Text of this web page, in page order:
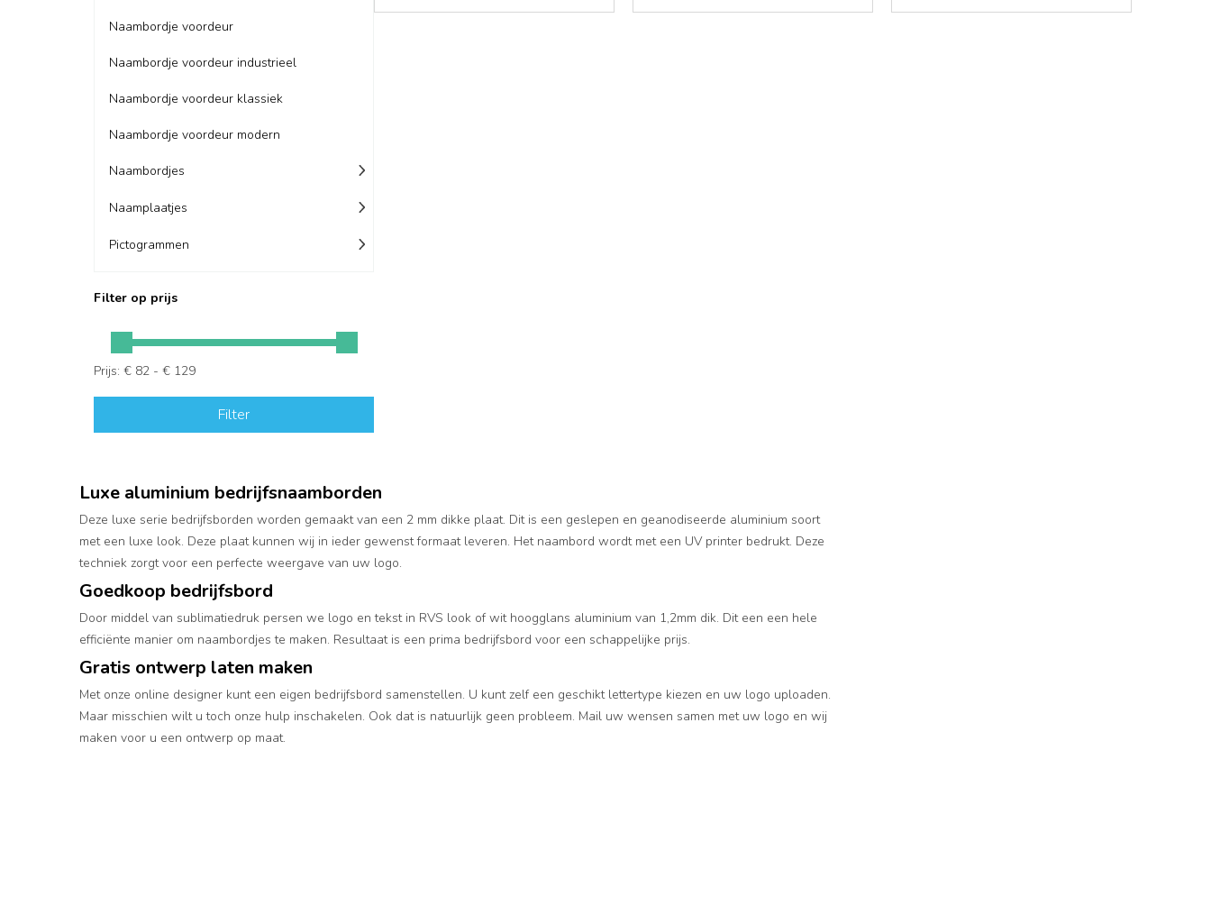
Naambordje voordeur
Naambordje voordeur industrieel
Naambordje voordeur klassiek
Naambordje voordeur modern
Naambordjes
Naamplaatjes
Pictogrammen
Filter op prijs
Prijs: € 82 - € 129
Filter
Luxe aluminium bedrijfsnaamborden
Deze luxe serie bedrijfsborden worden gemaakt van een 2 mm dikke plaat. Dit is een geslepen en geanodiseerde aluminium soort
met een luxe look. Deze plaat kunnen wij in ieder gewenst formaat leveren. Het naambord wordt met een UV printer bedrukt. Deze
techniek zorgt voor een perfecte weergave van uw logo.
Goedkoop bedrijfsbord
Door middel van sublimatiedruk persen we logo en tekst in RVS look of wit hoogglans aluminium van 1,2mm dik. Dit een een hele
efficiënte manier om naambordjes te maken. Resultaat is een prima bedrijfsbord voor een schappelijke prijs.
Gratis ontwerp laten maken
Met onze online designer kunt een eigen bedrijfsbord samenstellen. U kunt zelf een geschikt lettertype kiezen en uw logo uploaden.
Maar misschien wilt u toch onze hulp inschakelen. Ook dat is natuurlijk geen probleem. Mail uw wensen samen met uw logo en wij
maken voor u een ontwerp op maat.